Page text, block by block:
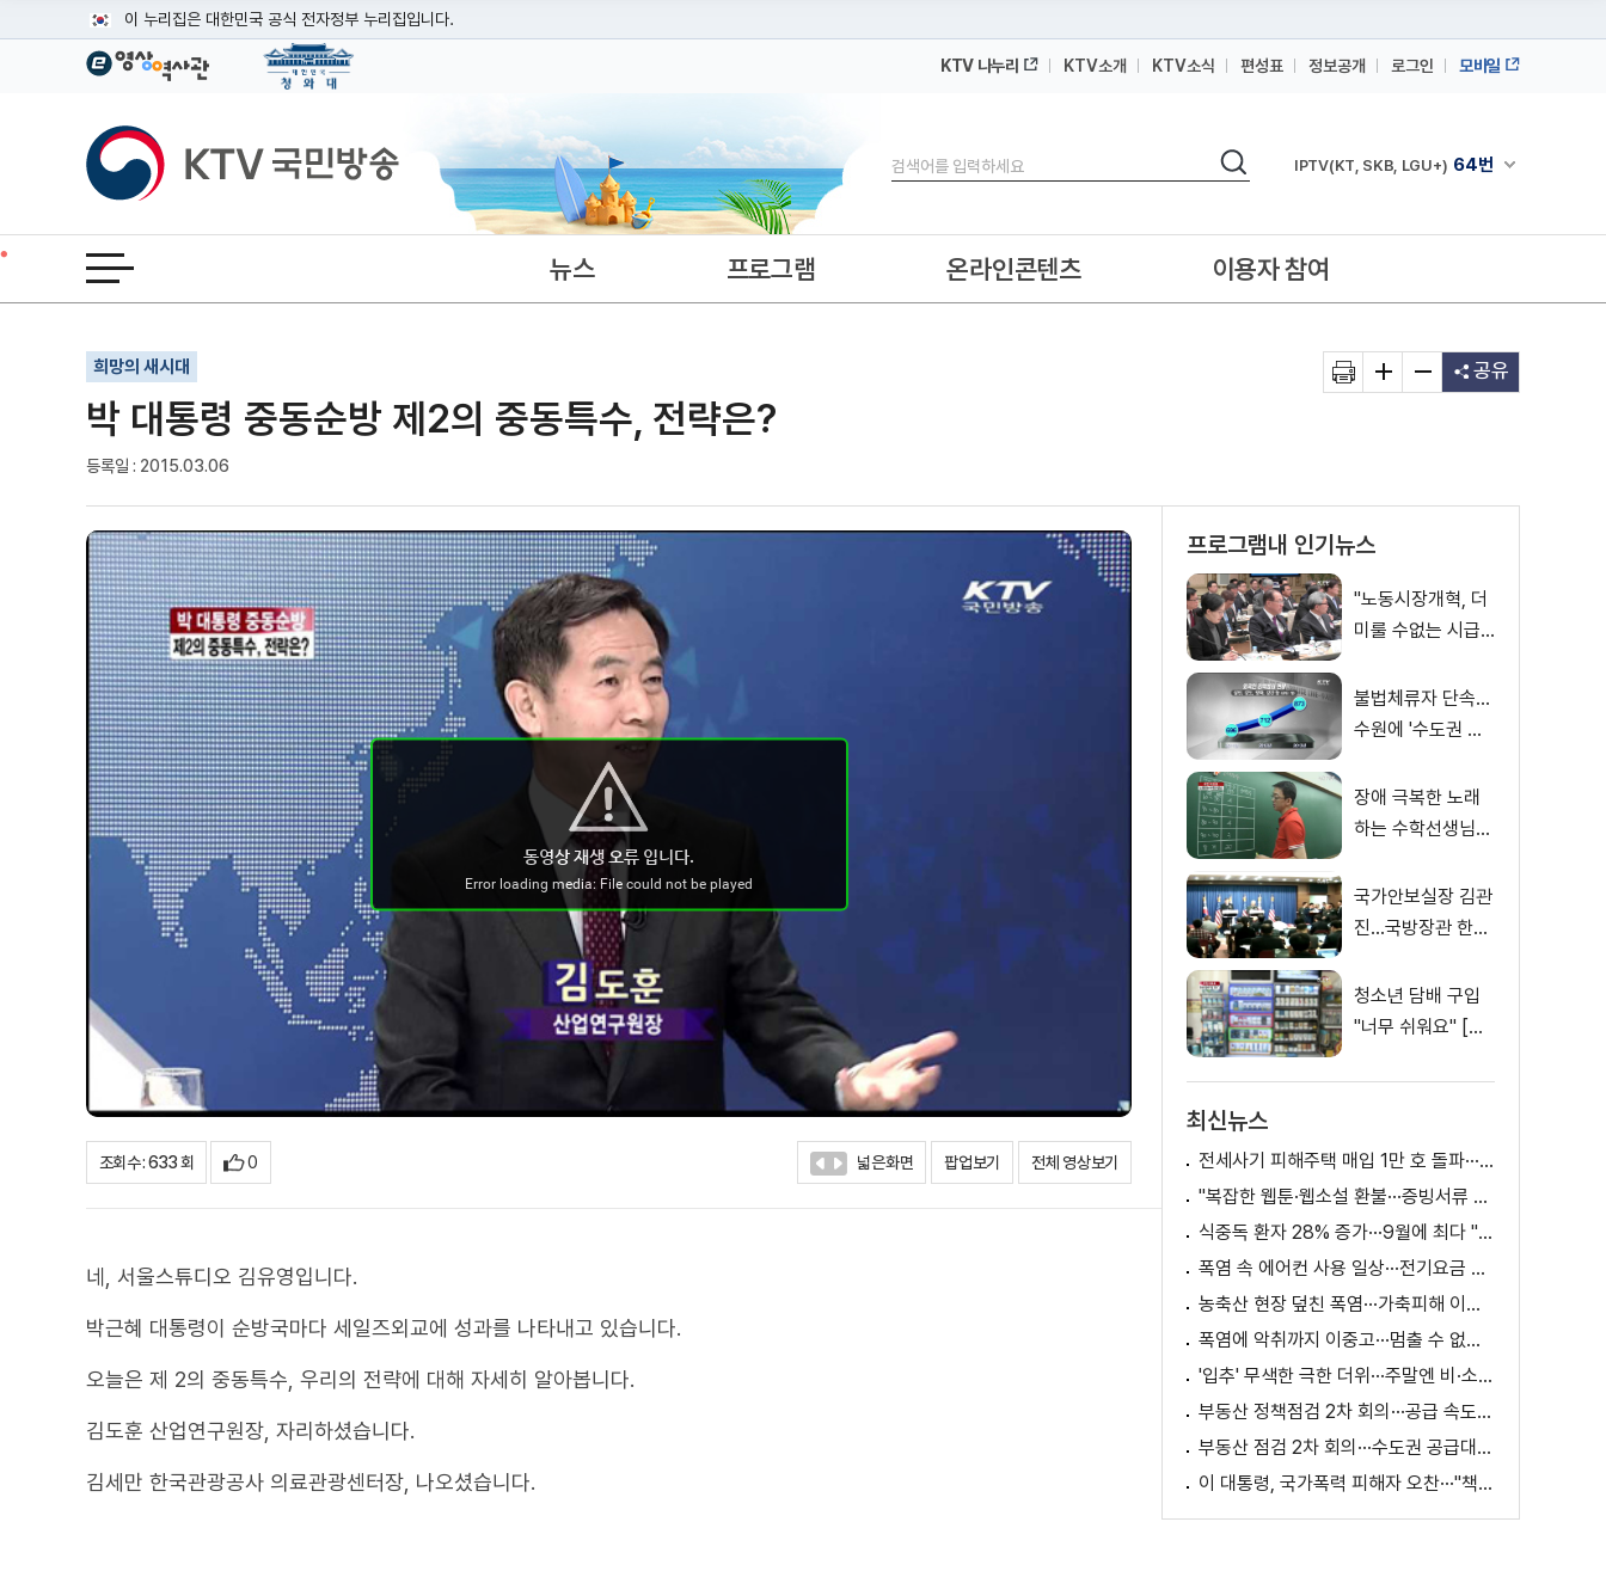
이 누리집은 대한민국 공식 전자정부 누리집입니다.
공식 누리집 주소 확인하기
이밖에 or.kr 또는 .kr등 다른 도메인 주소를 사용하고 있다면 아래 URL에서 도메인 주소를 확인해 보세요
운영중인 공식 누리집보기
KTV 나누리 KTV소개 KTV소식 편성표 정보공개 로그인 모바일
KTV국민방송
검색
검색 채널안내 펼쳐
IPTV(KT, SKB, LGU+) 64번
IPTV(KT, SKB, LGU+)
전체메뉴 열기 뉴스 프로그램 온라인콘텐츠 이용자 참여
희망의 새시대
박 대통령 중동순방 제2의 중동특수, 전략은?
등록일 : 2015.03.06
기사인쇄
글자확대
글자축소 공유
조회수 : 633 회 0 넓은화면 팝업보기 전체 영상보기
네, 서울스튜디오 김유영입니다.
박근혜 대통령이 순방국마다 세일즈외교에 성과를 나타내고 있습니다.
오늘은 제 2의 중동특수, 우리의 전략에 대해 자세히 알아봅니다.
김도훈 산업연구원장, 자리하셨습니다.
김세만 한국관광공사 의료관광센터장, 나오셨습니다.
프로그램내 인기뉴스
"노동시장개혁, 더
미룰 수없는 시급
불법체류자 단속…
수원에 '수도권 광
장애 극복한 노래
하는 수학선생님
국가안보실장 김관
진…국방장관 한민
청소년 담배 구입
"너무 쉬워요" [국
최신뉴스
전세사기 피해주택 매입 1만 호 돌파···피해 지원 속도
"복잡한 웹툰·웹소설 환불···증빙서류 요구까지"
식중독 환자 28% 증가···9월에 최다 "입추 방심 금물"
폭염 속 에어컨 사용 일상···전기요금 줄이려면?
농축산 현장 덮친 폭염···가축피해 이틀 새 28만 마리↑
폭염에 악취까지 이중고···멈출 수 없는 필수노동
'입추' 무색한 극한 더위···주말엔 비·소나기
부동산 정책점검 2차 회의···공급 속도전 본격화하나
부동산 점검 2차 회의···수도권 공급대책 논의
이 대통령, 국가폭력 피해자 오찬···"책임지고 치유"